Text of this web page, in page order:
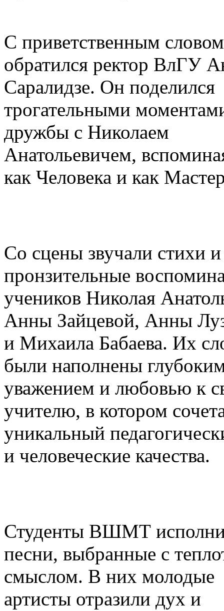
С приветственным словом
обратился ректор ВлГУ
Саралидзе. Он поделился
трогательными
дружбы с Николаем
Анатольевичем,
как Человека и как
Со сцены звучали стихи и
пронзительные
учеников Николая
Анны Зайцевой, Анны
и Михаила Бабаева. Их
были наполнены
уважением и любовью к
учителю, в котором
уникальный
и человеческие качества.
Студенты ВШМТ
песни, выбранные с
смыслом. В них молодые
артисты отразили дух и